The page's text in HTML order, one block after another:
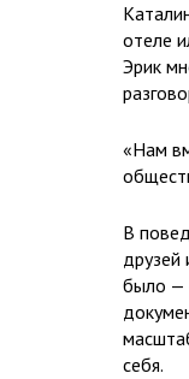
отеле
Эрик
«Нам
В
друзей
было —
себя.